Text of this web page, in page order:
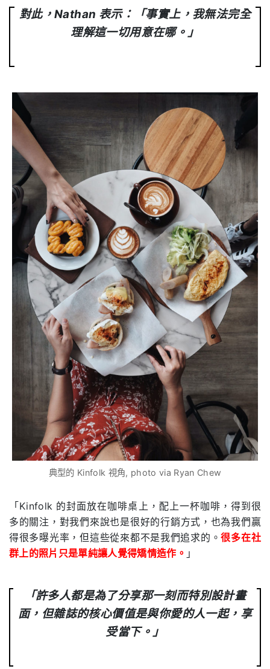
對此，Nathan 表示：「事實上，我無法完全
理解這一切用意在哪。」
典型的 Kinfolk 視角, photo via Ryan Chew
「Kinfolk 的封面放在咖啡桌上，配上一杯咖啡，得到很
多的關注，對我們來說也是很好的行銷方式，也為我們贏
得很多曝光率，但這些從來都不是我們追求的。很多在社
群上的照片只是單純讓人覺得矯情造作。 」
「許多人都是為了分享那一刻而特別設計畫
面，但雜誌的核心價值是與你愛的人一起，享
受當下。」